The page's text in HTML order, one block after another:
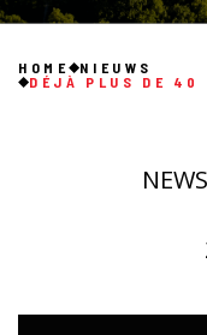
HOME
NIEUWS
DÉJÀ PLUS DE 40